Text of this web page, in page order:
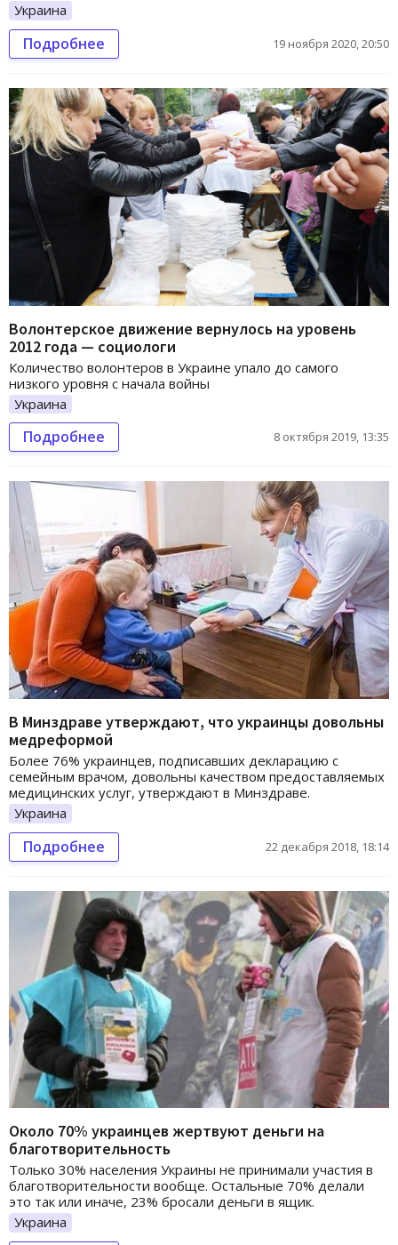
Украина
Подробнее 19 ноября 2020, 20:50
Волонтерское движение вернулось на уровень
2012 года — социологи
Количество волонтеров в Украине упало до самого
низкого уровня с начала войны
Украина
Подробнее 8 октября 2019, 13:35
В Минздраве утверждают, что украинцы довольны
медреформой
Более 76% украинцев, подписавших декларацию с
семейным врачом, довольны качеством предоставляемых
медицинских услуг, утверждают в Минздраве.
Украина
Подробнее 22 декабря 2018, 18:14
Около 70% украинцев жертвуют деньги на
благотворительность
Только 30% населения Украины не принимали участия в
благотворительности вообще. Остальные 70% делали
это так или иначе, 23% бросали деньги в ящик.
Украина